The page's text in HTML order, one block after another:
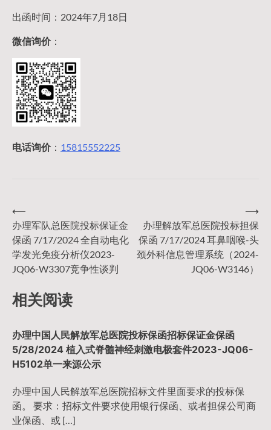
出函时间：2024年7月18日
微信询价：
电话询价： 15815552225
文
章
导
⟵
办理军队总医院投标保证金
保函 7/17/2024 全自动电化
学发光免疫分析仪2023-
JQ06-W3307竞争性谈判
办理解放军总医院投标担保
保函 7/17/2024 耳鼻咽喉-头
颈外科信息管理系统（2024-
JQ06-W3146）
⟶
相关阅读
办理中国人民解放军总医院投标保函招标保证金保函
5/28/2024 植入式脊髓神经刺激电极套件2023-JQ06-
H5102单一来源公示
办理中国人民解放军总医院招标文件里面要求的投标保
函。 要求：招标文件要求使用银行保函、或者担保公司商
业保函、或 […]